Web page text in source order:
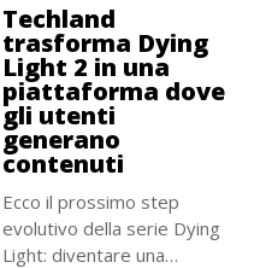
Techland
trasforma Dying
Light 2 in una
piattaforma dove
gli utenti
generano
contenuti
Ecco il prossimo step
evolutivo della serie Dying
Light: diventare una